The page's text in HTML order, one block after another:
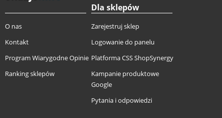
O nas
Kontakt
Program Wiarygodne Opinie
Ranking sklepów
Dla sklepów
Zarejestruj sklep
Logowanie do panelu
Platforma CSS ShopSynergy
Kampanie produktowe
Google
Pytania i odpowiedzi